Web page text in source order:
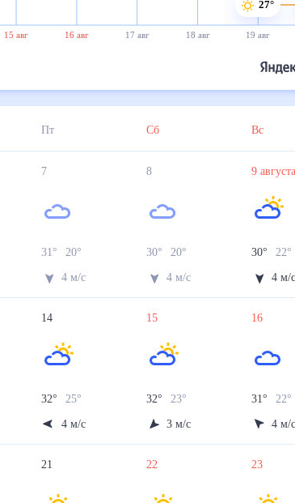
15 авг 16 авг 17 авг 18 авг 19 авг
27°
Пт Сб Вс
7
31° 20°
4 м/с
8
30° 20
4 м/с
9
30° 22
4 м/
14
32° 25°
4 м/с
15
32° 23°
3 м/с
16
31° 22°
4 м/
21 22 23